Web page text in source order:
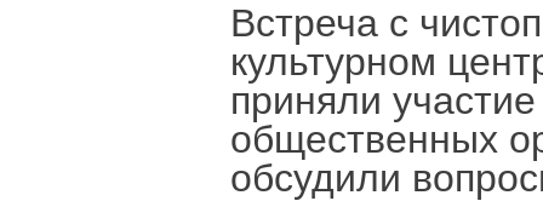
Встреча с
культурном
приняли
общественных
обсудили